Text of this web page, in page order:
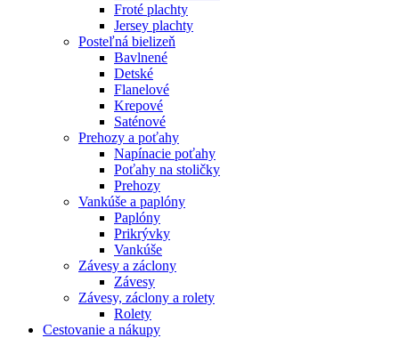
Froté plachty
Jersey plachty
Posteľná bielizeň
Bavlnené
Detské
Flanelové
Krepové
Saténové
Prehozy a poťahy
Napínacie poťahy
Poťahy na stoličky
Prehozy
Vankúše a paplóny
Paplóny
Prikrývky
Vankúše
Závesy a záclony
Závesy
Závesy, záclony a rolety
Rolety
Cestovanie a nákupy